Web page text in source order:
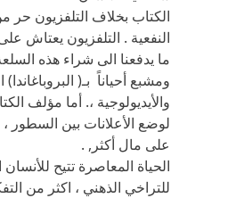
الكتاب بخلاف التلفزيون حر
النفعية . التلفزيون يعتاش
ما يدفعنا الى شراء هذه
ومشبع أحياناً بـ(
والأيديولوجية ،. أما مؤلف
لوضع الأعلانات بين
على مال أكثر, .
الحياة المعاصرة تتيح
للتراخي الذهني ، اكثر من